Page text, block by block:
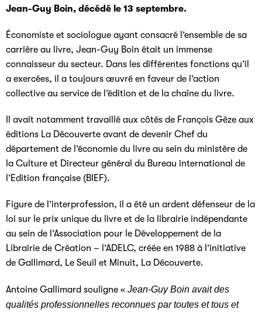
Jean-Guy Boin, décédé le 13 septembre.
Économiste et sociologue ayant consacré l’ensemble de sa
carrière au livre, Jean-Guy Boin était un immense
connaisseur du secteur. Dans les différentes fonctions qu’il
a exercées, il a toujours œuvré en faveur de l’action
collective au service de l’édition et de la chaîne du livre.
Il avait notamment travaillé aux côtés de François Gèze aux
éditions La Découverte avant de devenir Chef du
département de l’économie du livre au sein du ministère de
la Culture et Directeur général du Bureau international de
l’Edition française (BIEF).
Figure de l’interprofession, il a été un ardent défenseur de la
loi sur le prix unique du livre et de la librairie indépendante
au sein de l’Association pour le Développement de la
Librairie de Création – l’ADELC, créée en 1988 à l’initiative
de Gallimard, Le Seuil et Minuit, La Découverte.
Antoine Gallimard souligne « Jean-Guy Boin avait des
qualités professionnelles reconnues par toutes et tous et